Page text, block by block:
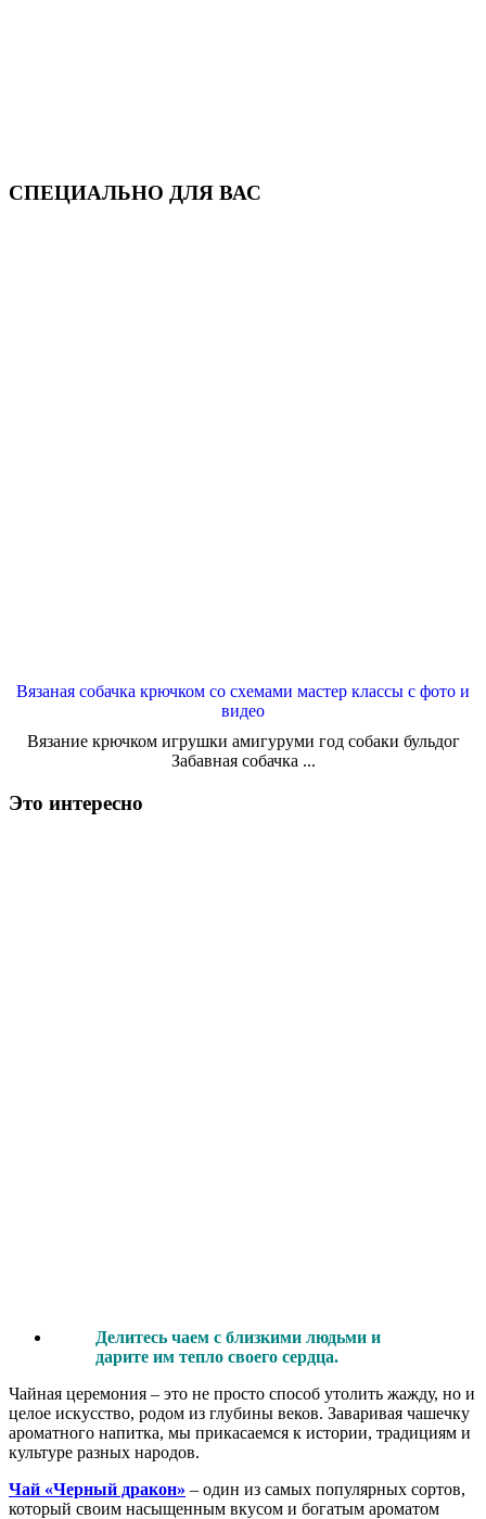
СПЕЦИАЛЬНО ДЛЯ ВАС
Вязаная собачка крючком со схемами мастер классы с фото и
видео
Вязание крючком игрушки амигуруми год собаки бульдог
Забавная собачка ...
Это интересно
Делитесь чаем с близкими людьми и
дарите им тепло своего сердца.
Чайная церемония – это не просто способ утолить жажду, но и
целое искусство, родом из глубины веков. Заваривая чашечку
ароматного напитка, мы прикасаемся к истории, традициям и
культуре разных народов.
Чай «Черный дракон» – один из самых популярных сортов,
который своим насыщенным вкусом и богатым ароматом